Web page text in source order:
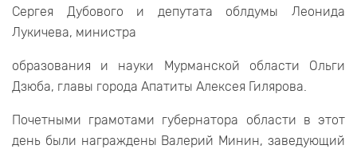
Сергея Дубового и депутата облдумы Леонида
Лукичева, министра
образования и науки Мурманской области Ольги
Дзюба, главы города Апатиты Алексея Гилярова.
Почетными грамотами губернатора области в этот
день были награждены Валерий Минин, заведующий